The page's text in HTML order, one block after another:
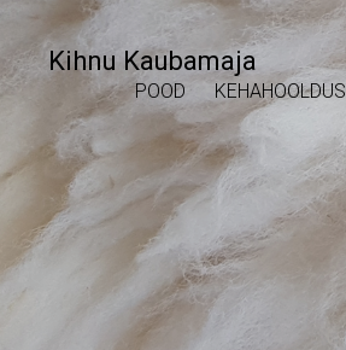
Kihnu Kaubamaja
POOD KEHAHOOLDUS